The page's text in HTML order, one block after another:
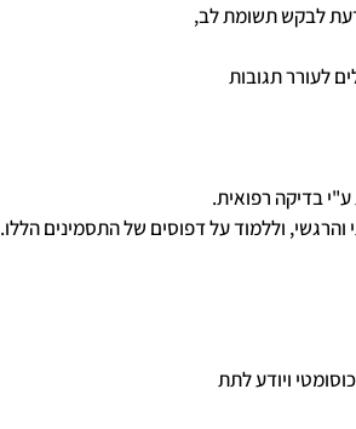
בדיקה רפואית.
וללמוד על דפוסים של התסמינים הללו.
ויודע לתת